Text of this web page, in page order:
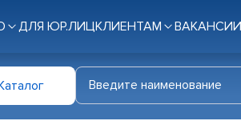
ДЛЯ ЮР.ЛИЦКЛИЕНТАМ ВАКАНСИИ